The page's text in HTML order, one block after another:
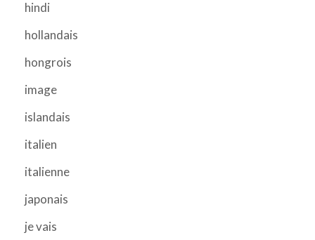
hindi
hollandais
hongrois
image
islandais
italien
italienne
japonais
je vais